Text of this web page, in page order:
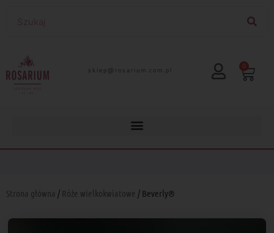
lp.moc.muirasor@pelks 0
Strona główna / Róże wielkokwiatowe / Beverly®